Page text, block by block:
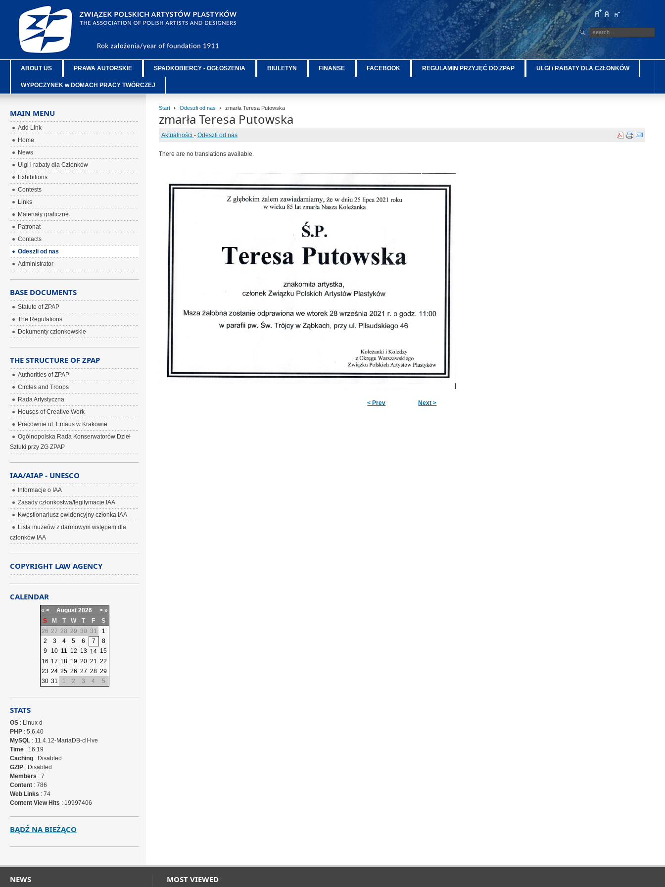
ABOUT US PRAWA AUTORSKIE SPADKOBIERCY - OGŁOSZENIA BIULETYN FINANSE FACEBOOK REGULAMIN PRZYJĘĆ DO ZPAP ULGI i RABATY DLA CZŁONKÓW
WYPOCZYNEK w DOMACH PRACY TWÓRCZEJ
Start Odeszli od nas zmarła Teresa Putowska
zmarła Teresa Putowska
Aktualności - Odeszli od nas
There are no translations available.
< Prev Next >
MAIN MENU
Add Link
Home
News
Ulgi i rabaty dla Członków
Exhibitions
Contests
Links
Materiały graficzne
Patronat
Contacts
Odeszli od nas
Administrator
BASE DOCUMENTS
Statute of ZPAP
The Regulations
Dokumenty członkowskie
THE STRUCTURE OF ZPAP
Authorities of ZPAP
Circles and Troops
Rada Artystyczna
Houses of Creative Work
Pracownie ul. Emaus w Krakowie
Ogólnopolska Rada Konserwatorów Dzieł
Sztuki przy ZG ZPAP
IAA/AIAP - UNESCO
Informacje o IAA
Zasady członkostwa/legitymacje IAA
Kwestionariusz ewidencyjny członka IAA
Lista muzeów z darmowym wstępem dla
członków IAA
COPYRIGHT LAW AGENCY
CALENDAR
« < August 2026 > »
S
M T W T F
S
26 27 28 29 30 31
1
2
3 4 5 6 7
8
9
10 11 12 13 14 15
16 17 18 19 20 21 22
23 24 25 26 27 28 29
30 31 1 2 3 4 5
STATS
OS : Linux d
PHP : 5.6.40
MySQL : 11.4.12-MariaDB-cll-lve
Time : 16:19
Caching : Disabled
GZIP : Disabled
Members : 7
Content : 786
Web Links : 74
Content View Hits : 19997406
BĄDŹ NA BIEŻĄCO
NEWS MOST VIEWED